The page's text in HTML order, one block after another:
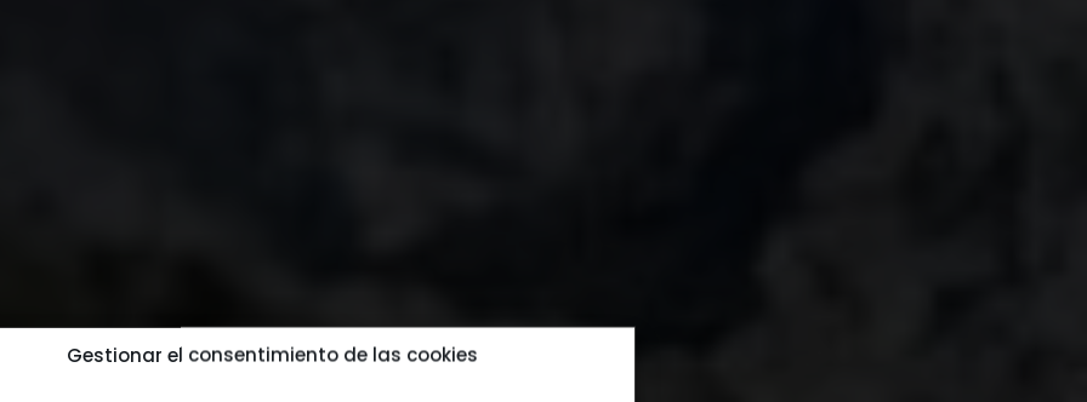
Gestionar el consentimiento de las cookies